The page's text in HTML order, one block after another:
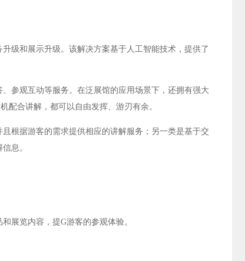
级和展示升级。该解决方案基于人工智能技术，提供了
参观互动等服务。在泛展馆的应用场景下，还拥有强大
配合讲解，都可以自由发挥、游刃有余。
根据游客的需求提供相应的讲解服务；另一类是基于交
息。
展览内容，提G游客的参观体验。